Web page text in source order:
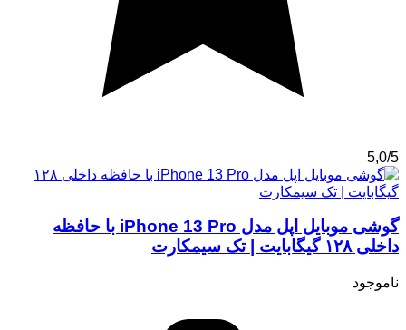
5,0/5
گوشی موبایل اپل مدل iPhone 13 Pro با حافظه
داخلی ۱۲۸ گیگابایت | تک سیمکارت
ناموجود